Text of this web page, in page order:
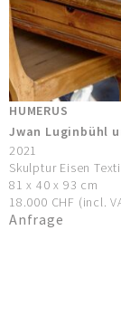
HUMERUS
Jwan Luginbühl
2021
Skulptur Eisen
81 x 40 x 93 cm
18.000 CHF (incl.
Anfrage